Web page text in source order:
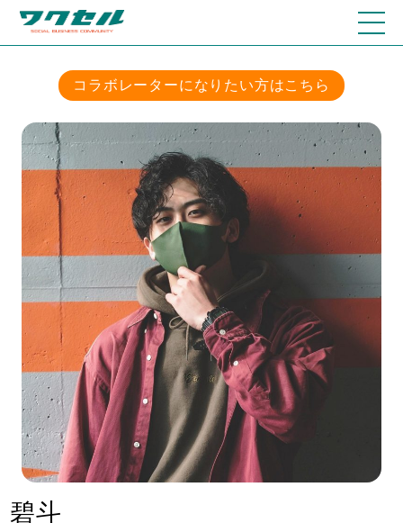
コラボレーターになりたい方はこちら
碧斗